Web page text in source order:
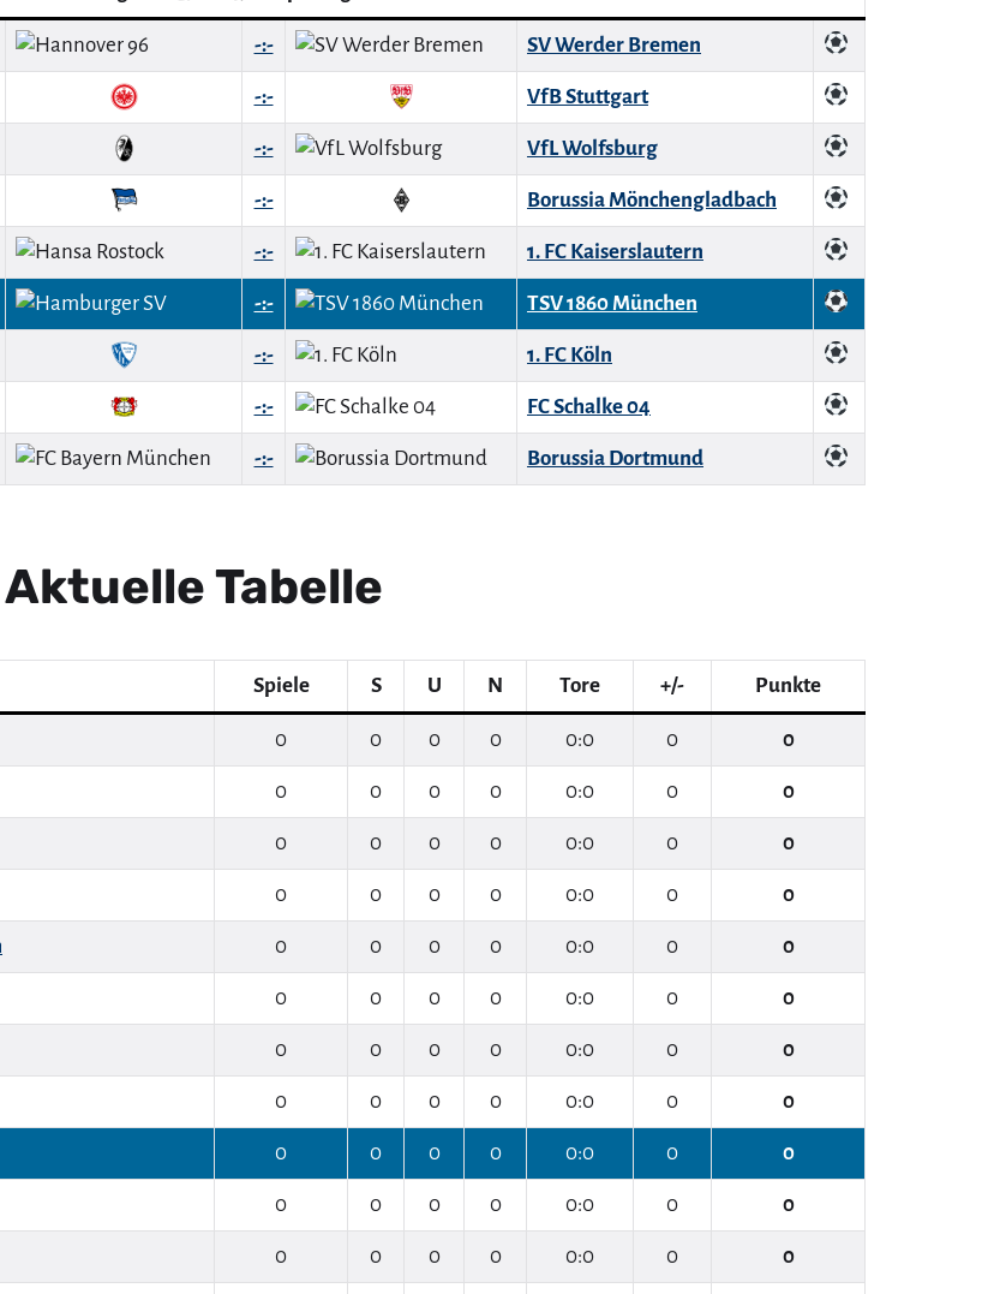
-:- SV Werder Bremen
-:- VfB Stuttgart
-:- VfL Wolfsburg
-:- Borussia Mönchengladbach
-:- 1. FC Kaiserslautern
-:- TSV 1860 München
-:- 1. FC Köln
-:- FC Schalke 04
-:- Borussia Dortmund
Aktuelle Tabelle
Spiele S U N Tore +/- Punkte
0 0 0 0 0:0 0 0
0 0 0 0 0:0 0 0
0 0 0 0 0:0 0 0
0 0 0 0 0:0 0 0
0 0 0 0 0:0 0 0
0 0 0 0 0:0 0 0
0 0 0 0 0:0 0 0
0 0 0 0 0:0 0 0
0 0 0 0 0:0 0 0
0 0 0 0 0:0 0 0
0 0 0 0 0:0 0 0